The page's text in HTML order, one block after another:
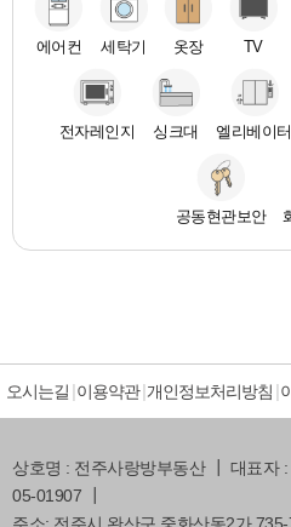
에어컨 세탁기 옷장 TV
전자레인지 싱크대 엘리베이터
공동현관보안
오시는길 이용약관 개인정보처리방침
상호명 : 전주사랑방부동산 ┃ 대표자
05-01907 ┃